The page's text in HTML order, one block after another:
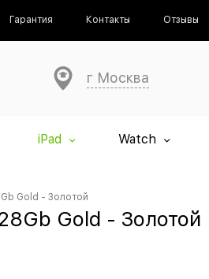
Гарантия Контакты Отзывы
г Москва
iPad Watch
Gold - Золотой
Gold - Золотой